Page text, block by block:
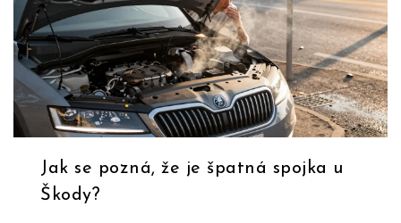
Jak se pozná, že je špatná spojka u
Škody?